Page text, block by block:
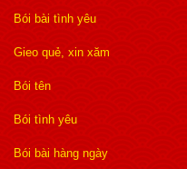
Bói bài tình yêu
Gieo quẻ, xin xăm
Bói tên
Bói tình yêu
Bói bài hàng ngày